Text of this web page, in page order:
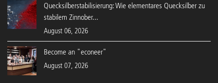
Quecksilberstabilisierung: Wie elementares Quecksilber zu
stabilem Zinnober...
August 06, 2026
Become an "econeer"
August 07, 2026